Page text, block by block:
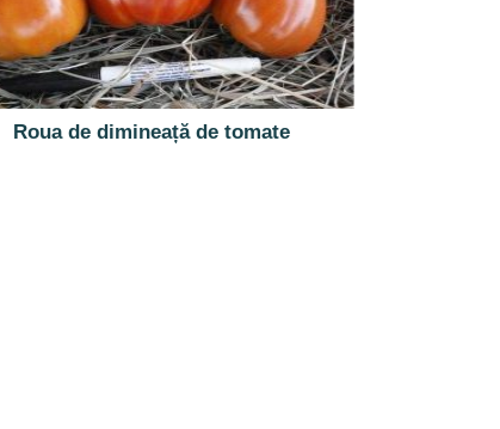
Roua de dimineață de tomate